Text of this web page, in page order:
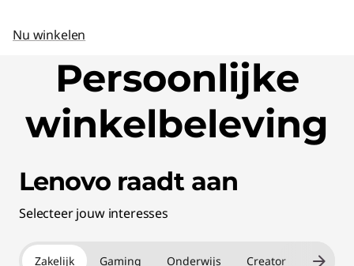
eNu winkelen
Persoonlijke
winkelbeleving
Lenovo raadt aan
Selecteer jouw interesses
Zakelijk Gaming Onderwijs Creator